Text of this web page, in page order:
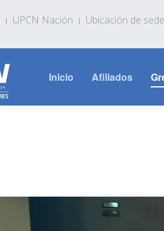
UPCN Nación Ubicación de
Inicio Afiliados